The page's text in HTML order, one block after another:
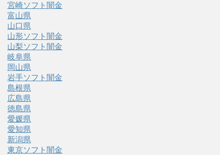
宮崎ソフト闇金
富山県
山口県
山形ソフト闇金
山梨ソフト闇金
岐阜県
岡山県
岩手ソフト闇金
島根県
広島県
徳島県
愛媛県
愛知県
新潟県
東京ソフト闇金